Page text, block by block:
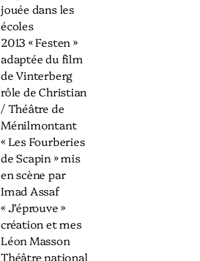
jouée dans les
écoles
2013 « Festen »
adaptée du film
de Vinterberg
rôle de Christian
/ Théâtre de
Ménilmontant
« Les Fourberies
de Scapin » mis
en scène par
Imad Assaf
« J’éprouve »
création et mes
Léon Masson
Théâtre national